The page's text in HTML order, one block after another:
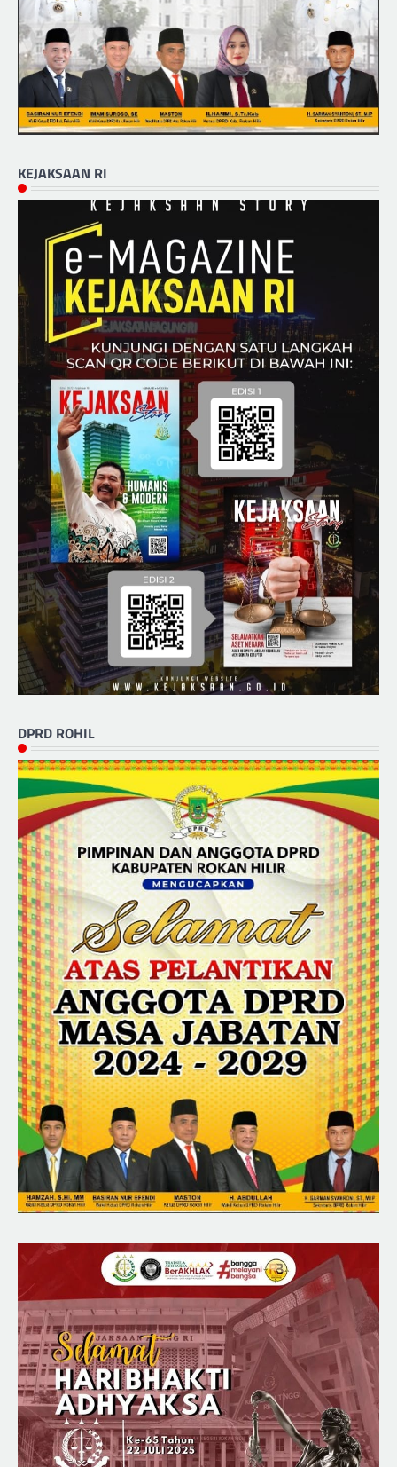
KEJAKSAAN RI
DPRD ROHIL